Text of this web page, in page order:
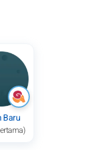
Baru